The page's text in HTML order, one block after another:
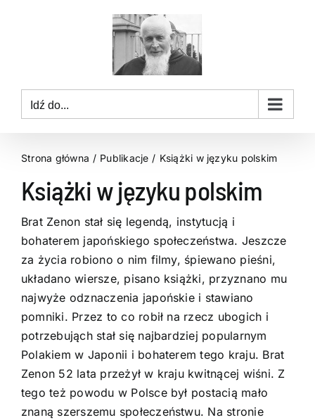
Idź do...
Strona główna Publikacje Książki w języku polskim
Książki w języku polskim
Brat Zenon stał się legendą, instytucją i
bohaterem japońskiego społeczeństwa. Jeszcze
za życia robiono o nim filmy, śpiewano pieśni,
układano wiersze, pisano książki, przyznano mu
najwyże odznaczenia japońskie i stawiano
pomniki. Przez to co robił na rzecz ubogich i
potrzebująch stał się najbardziej popularnym
Polakiem w Japonii i bohaterem tego kraju. Brat
Zenon 52 lata przeżył w kraju kwitnącej wiśni. Z
tego też powodu w Polsce był postacią mało
znaną szerszemu społeczeństwu. Na stronie